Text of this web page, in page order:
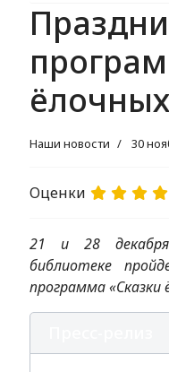
Наши новости 30
Оценки
21 и 28
библиотеке
программа «Сказки